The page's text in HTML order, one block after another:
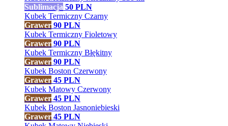
Sublimacja 50 PLN
Kubek Termiczny Czarny
Grawer 90 PLN
Kubek Termiczny Fioletowy
Grawer 90 PLN
Kubek Termiczny Błękitny
Grawer 90 PLN
Kubek Boston Czerwony
Grawer 45 PLN
Kubek Matowy Czerwony
Grawer 45 PLN
Kubek Boston Jasnoniebieski
Grawer 45 PLN